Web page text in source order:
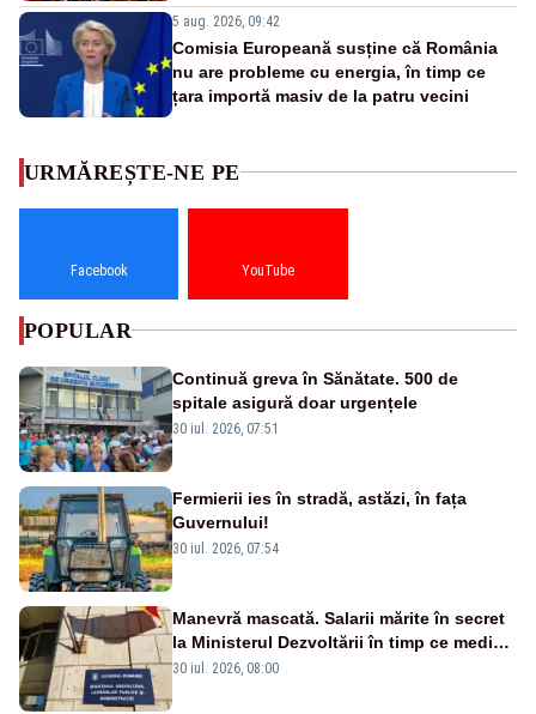
5 aug. 2026, 09:42
Comisia Europeană susține că România
nu are probleme cu energia, în timp ce
țara importă masiv de la patru vecini
URMĂREȘTE-NE PE
Facebook YouTube
POPULAR
Continuă greva în Sănătate. 500 de
spitale asigură doar urgențele
30 iul. 2026, 07:51
Fermierii ies în stradă, astăzi, în fața
Guvernului!
30 iul. 2026, 07:54
Manevră mascată. Salarii mărite în secret
la Ministerul Dezvoltării în timp ce medicii
ies în stradă
30 iul. 2026, 08:00